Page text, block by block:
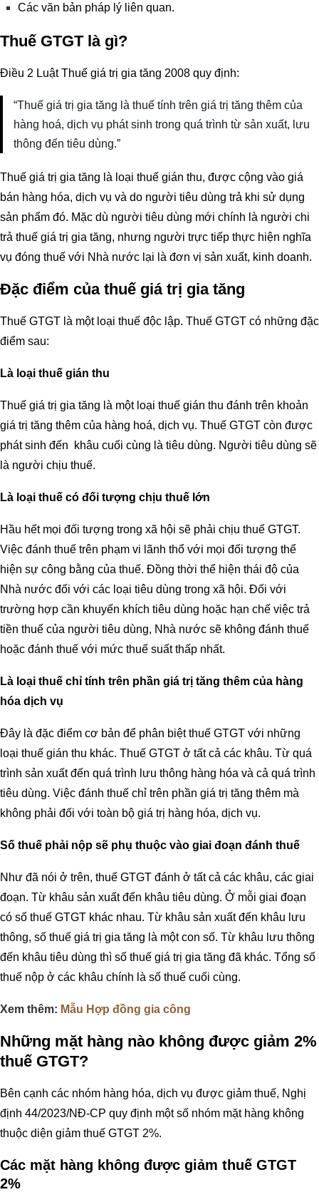
Các văn bản pháp lý liên quan.
Thuế GTGT là gì?
Điều 2 Luật Thuế giá trị gia tăng 2008 quy định:
“Thuế giá trị gia tăng là thuế tính trên giá trị tăng thêm của
hàng hoá, dịch vụ phát sinh trong quá trình từ sản xuất, lưu
thông đến tiêu dùng.”
Thuế giá trị gia tăng là loại thuế gián thu, được cộng vào giá
bán hàng hóa, dịch vụ và do người tiêu dùng trả khi sử dụng
sản phẩm đó. Mặc dù người tiêu dùng mới chính là người chi
trả thuế giá trị gia tăng, nhưng người trực tiếp thực hiện nghĩa
vụ đóng thuế với Nhà nước lại là đơn vị sản xuất, kinh doanh.
Đặc điểm của thuế giá trị gia tăng
Thuế GTGT là một loại thuế độc lập. Thuế GTGT có những đặc
điểm sau:
Là loại thuế gián thu
Thuế giá trị gia tăng là một loại thuế gián thu đánh trên khoản
giá trị tăng thêm của hàng hoá, dịch vụ. Thuế GTGT còn được
phát sinh đến khâu cuối cùng là tiêu dùng. Người tiêu dùng sẽ
là người chịu thuế.
Là loại thuế có đối tượng chịu thuế lớn
Hầu hết mọi đối tượng trong xã hội sẽ phải chịu thuế GTGT.
Việc đánh thuế trên phạm vi lãnh thổ với mọi đối tượng thể
hiện sự công bằng của thuế. Đồng thời thể hiện thái độ của
Nhà nước đối với các loại tiêu dùng trong xã hội. Đối với
trường hợp cần khuyến khích tiêu dùng hoặc hạn chế việc trả
tiền thuế của người tiêu dùng, Nhà nước sẽ không đánh thuế
hoặc đánh thuế với mức thuế suất thấp nhất.
Là loại thuế chỉ tính trên phần giá trị tăng thêm của hàng
hóa dịch vụ
Đây là đặc điểm cơ bản để phân biệt thuế GTGT với những
loại thuế gián thu khác. Thuế GTGT ở tất cả các khâu. Từ quá
trình sản xuất đến quá trình lưu thông hàng hóa và cả quá trình
tiêu dùng. Việc đánh thuế chỉ trên phần giá trị tăng thêm mà
không phải đối với toàn bộ giá trị hàng hóa, dịch vụ.
Số thuế phải nộp sẽ phụ thuộc vào giai đoạn đánh thuế
Như đã nói ở trên, thuế GTGT đánh ở tất cả các khâu, các giai
đoạn. Từ khâu sản xuất đến khâu tiêu dùng. Ở mỗi giai đoạn
có số thuế GTGT khác nhau. Từ khâu sản xuất đến khâu lưu
thông, số thuế giá trị gia tăng là một con số. Từ khâu lưu thông
đến khâu tiêu dùng thì số thuế giá trị gia tăng đã khác. Tổng số
thuế nộp ở các khâu chính là số thuế cuối cùng.
Xem thêm: Mẫu Hợp đồng gia công
Những mặt hàng nào không được giảm 2%
thuế GTGT?
Bên cạnh các nhóm hàng hóa, dịch vụ được giảm thuế, Nghị
định 44/2023/NĐ-CP quy định một số nhóm mặt hàng không
thuộc diện giảm thuế GTGT 2%.
Các mặt hàng không được giảm thuế GTGT
2%